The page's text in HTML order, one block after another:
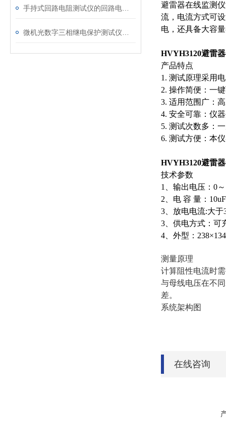
避雷器在线监测
流，电流方式可
电，还具备大容
HVYH3120避雷
产品特点
1. 测试原理采用
2. 操作简便：一
3. 适用范围广：
4. 安全可靠：仪
5. 测试次数多：
6. 测试方便：本
HVYH3120避雷
技术参数
1、输出电压：0
2、电 容 量：
3、放电电流:大于
3、供电方式：可
4、外型：
测量原理
计算阻性电流时
与母线电压在不
差。
系统架构图
在线咨询